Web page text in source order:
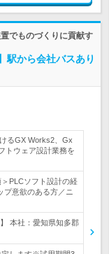
でものづくりに貢献す
駅から会社バスあり
るGX Works2、Gx
トウェア設計業務を
PLCソフト設計の経
プ意欲のある方／ニ
本社：愛知県知多郡